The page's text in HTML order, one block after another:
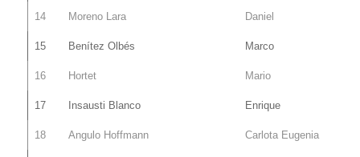
14 Moreno Lara Daniel
15 Benítez Olbés Marco
16 Hortet Mario
17 Insausti Blanco Enrique
18 Angulo Hoffmann Carlota Eugenia